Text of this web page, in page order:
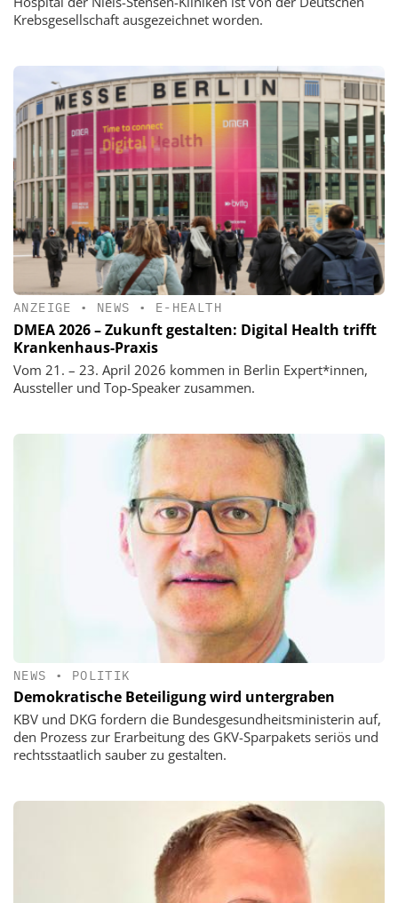
Krebsgesellschaft ausgezeichnet worden.
ANZEIGE • NEWS • E-HEALTH
DMEA 2026 – Zukunft gestalten: Digital Health trifft
Krankenhaus-Praxis
Vom 21. – 23. April 2026 kommen in Berlin Expert*innen,
Aussteller und Top-Speaker zusammen.
NEWS • POLITIK
Demokratische Beteiligung wird untergraben
KBV und DKG fordern die Bundesgesundheitsministerin auf,
den Prozess zur Erarbeitung des GKV-Sparpakets seriös und
rechtsstaatlich sauber zu gestalten.